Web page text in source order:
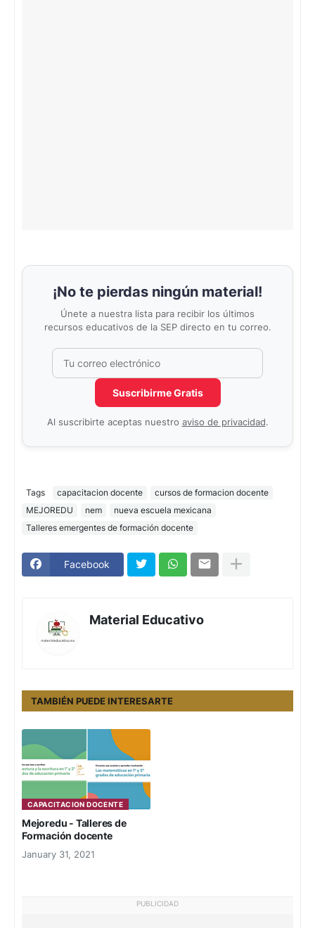
¡No te pierdas ningún material!
Únete a nuestra lista para recibir los últimos
recursos educativos de la SEP directo en tu correo.
No completar este campo
Suscribirme Gratis
Al suscribirte aceptas nuestro aviso de privacidad.
Tags capacitacion docente
cursos de formacion docente
MEJOREDU
nem
nueva escuela mexicana
Talleres emergentes de formación docente
Facebook
Material Educativo
TAMBIÉN PUEDE INTERESARTE
CAPACITACION DOCENTE
Mejoredu - Talleres de
Formación docente
January 31, 2021
PUBLICIDAD